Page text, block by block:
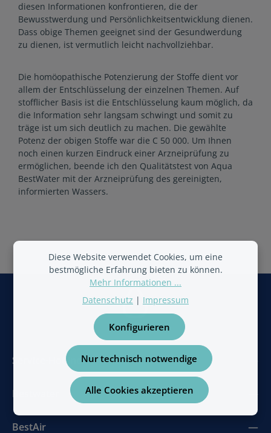
diesen Informationen konfrontieren, die der
Bewusstwerdung und Persönlichkeitsentwicklung dienen.
Dass obige Themen geeignet sind der Gesundwerdung
zu dienen, ist vermutlich leicht nachvollziehbar.
Die homöopathische Potenzierung der Stoffe dient vor
allem der Entschlüsselung der einzelnen Themen. Auf
stofflicher Basis ist die Entschlüsselung kaum möglich, da
die Information sehr langsam schwingt und somit zu
träge ist um sich deutlich zu machen. Die gewählte
Potenz der obigen Stoffe war die C 50 000. Um Ihnen
noch einen kurzen Eindruck einer Arzneiprüfung zu
ermöglichen, beende ich den Qualitätstest von Aqua
BestWater mit der Arzneiprüfung des gereinigten,
informierten Wassers.
Service-Hotline
Bestwater
BestAir
Diese Website verwendet Cookies, um eine
bestmögliche Erfahrung bieten zu können.
Mehr Informationen ...
Datenschutz | Impressum
Nur technisch notwendige
Konfigurieren
Alle Cookies akzeptieren